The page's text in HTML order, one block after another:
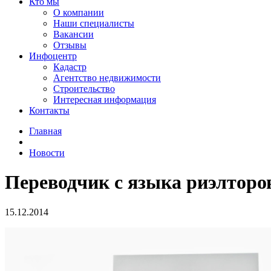
О компании
Наши специалисты
Вакансии
Отзывы
Инфоцентр
Кадастр
Агентство недвижимости
Строительство
Интересная информация
Контакты
Главная
Новости
Переводчик с языка
15.12.2014